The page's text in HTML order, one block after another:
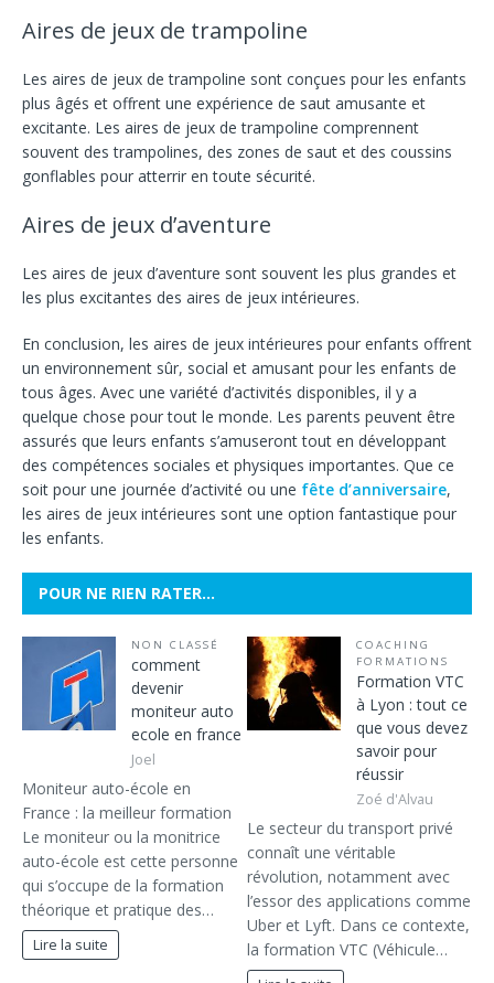
Aires de jeux de trampoline
Les aires de jeux de trampoline sont conçues pour les enfants
plus âgés et offrent une expérience de saut amusante et
excitante. Les aires de jeux de trampoline comprennent
souvent des trampolines, des zones de saut et des coussins
gonflables pour atterrir en toute sécurité.
Aires de jeux d’aventure
Les aires de jeux d’aventure sont souvent les plus grandes et
les plus excitantes des aires de jeux intérieures.
En conclusion, les aires de jeux intérieures pour enfants offrent
un environnement sûr, social et amusant pour les enfants de
tous âges. Avec une variété d’activités disponibles, il y a
quelque chose pour tout le monde. Les parents peuvent être
assurés que leurs enfants s’amuseront tout en développant
des compétences sociales et physiques importantes. Que ce
soit pour une journée d’activité ou une fête d’anniversaire,
les aires de jeux intérieures sont une option fantastique pour
les enfants.
POUR NE RIEN RATER…
NON CLASSÉ
comment
devenir
moniteur auto
ecole en france
Joel
Moniteur auto-école en
France : la meilleur formation
Le moniteur ou la monitrice
auto-école est cette personne
qui s’occupe de la formation
théorique et pratique des…
Lire la suite
COACHING
FORMATIONS
Formation VTC
à Lyon : tout ce
que vous devez
savoir pour
réussir
Zoé d'Alvau
Le secteur du transport privé
connaît une véritable
révolution, notamment avec
l’essor des applications comme
Uber et Lyft. Dans ce contexte,
la formation VTC (Véhicule…